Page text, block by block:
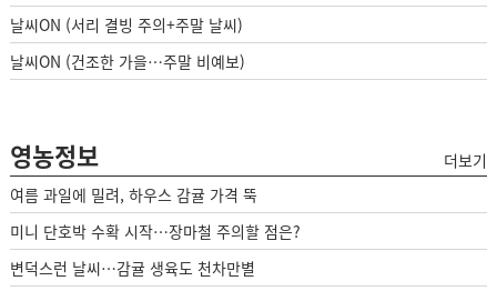
날씨ON (서리 결빙 주의+주말 날씨)
날씨ON (건조한 가을…주말 비예보)
영농정보
더보기
여름 과일에 밀려, 하우스 감귤 가격 뚝
미니 단호박 수확 시작…장마철 주의할 점은?
변덕스런 날씨…감귤 생육도 천차만별